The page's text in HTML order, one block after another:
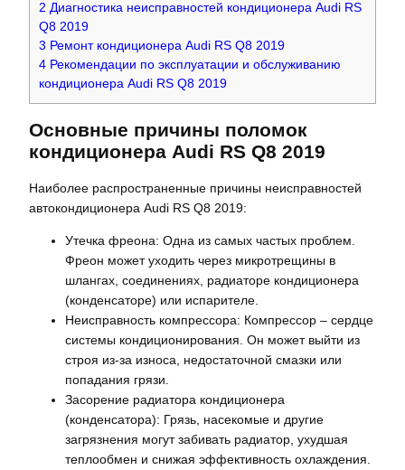
2 Диагностика неисправностей кондиционера Audi RS
Q8 2019
3 Ремонт кондиционера Audi RS Q8 2019
4 Рекомендации по эксплуатации и обслуживанию
кондиционера Audi RS Q8 2019
Основные причины поломок
кондиционера Audi RS Q8 2019
Наиболее распространенные причины неисправностей
автокондиционера Audi RS Q8 2019:
Утечка фреона: Одна из самых частых проблем.
Фреон может уходить через микротрещины в
шлангах, соединениях, радиаторе кондиционера
(конденсаторе) или испарителе.
Неисправность компрессора: Компрессор – сердце
системы кондиционирования. Он может выйти из
строя из-за износа, недостаточной смазки или
попадания грязи.
Засорение радиатора кондиционера
(конденсатора): Грязь, насекомые и другие
загрязнения могут забивать радиатор, ухудшая
теплообмен и снижая эффективность охлаждения.